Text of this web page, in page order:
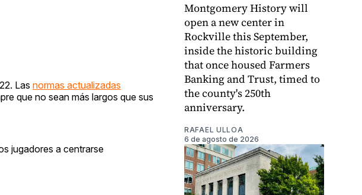
Las normas actualizadas
que no sean más largos que sus
jugadores a centrarse
Montgomery History will
open a new center in
Rockville this September,
inside the historic building
that once housed Farmers
Banking and Trust, timed to
the county's 250th
anniversary.
RAFAEL ULLOA
6 de agosto de 2026